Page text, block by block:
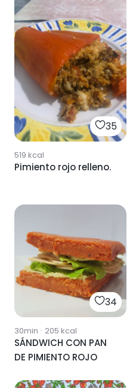
35
519 kcal
Pimiento rojo relleno.
34
30min · 205 kcal
SÁNDWICH CON PAN
DE PIMIENTO ROJO